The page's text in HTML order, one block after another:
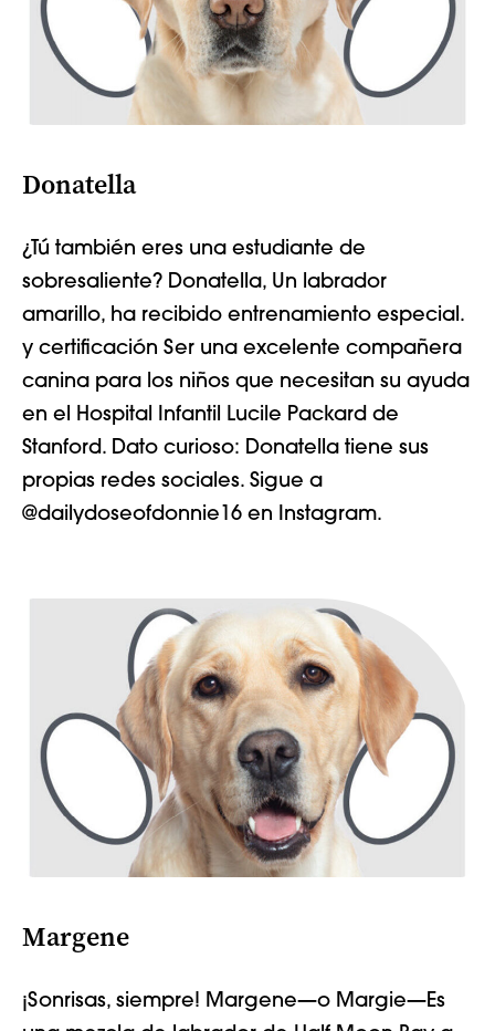
Donatella
¿Tú también eres una estudiante de
sobresaliente? Donatella, Un labrador
amarillo, ha recibido entrenamiento especial.
y certificación Ser una excelente compañera
canina para los niños que necesitan su ayuda
en el Hospital Infantil Lucile Packard de
Stanford. Dato curioso: Donatella tiene sus
propias redes sociales. Sigue a
@dailydoseofdonnie16 en Instagram.
Margene
¡Sonrisas, siempre! Margene—o Margie—Es